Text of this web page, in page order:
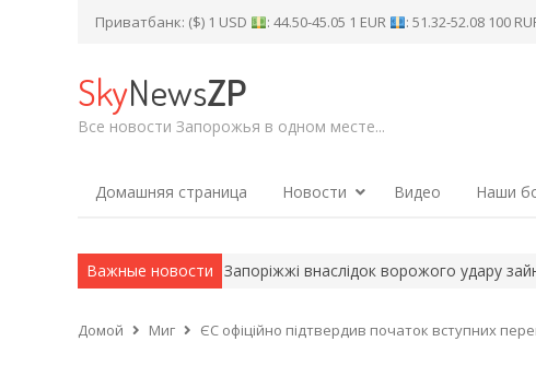
Приватбанк: ($) 1 USD : 44.50-45.05 1 EUR : 51.32-52.08 100
SkyNewsZP
Все новости Запорожья в одном месте...
Домашняя страница Новости Видео Наши
Важные новости
ракети для ППО У Запоріжжі внаслідок ворожого удару зайнялася
Домой Миг ЄС офіційно підтвердив початок вступних